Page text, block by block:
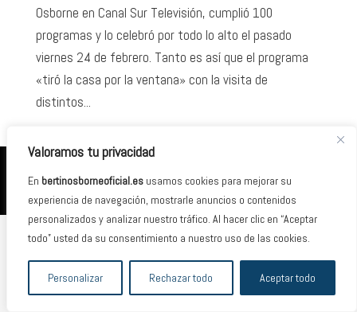
Valoramos tu privacidad
En bertinosborneoficial.es usamos cookies para mejorar su
experiencia de navegación, mostrarle anuncios o contenidos
personalizados y analizar nuestro tráfico. Al hacer clic en “Aceptar
todo” usted da su consentimiento a nuestro uso de las cookies.
Personalizar Rechazar todo Aceptar todo
Osborne en Canal Sur Televisión, cumplió 100
programas y lo celebró por todo lo alto el pasado
viernes 24 de febrero. Tanto es así que el programa
«tiró la casa por la ventana» con la visita de
distintos...
bertinosborneoficial.es / Diseño Web:
ivanpuente.es